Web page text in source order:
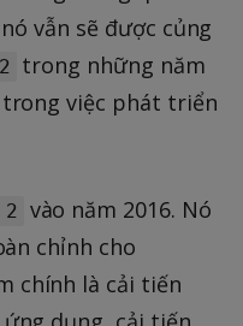
vẫn sẽ được củng
trong những năm
trong việc phát triển
vào năm 2016. Nó
chỉnh cho
chính là cải tiến